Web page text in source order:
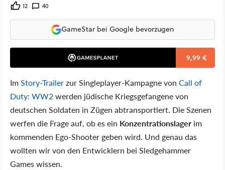
12 40
GameStar bei Google bevorzugen
9,99 €
ImStory-Trailerzur Singleplayer-Kampagne von Call of
Duty: WW2werden jüdische Kriegsgefangene von
deutschen Soldaten in Zügen abtransportiert. Die Szenen
werfen die Frage auf, ob es ein Konzentrationslager im
kommenden Ego-Shooter geben wird. Und genau das
wollten wir von den Entwicklern bei Sledgehammer
Games wissen.